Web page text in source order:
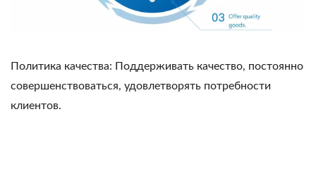
Политика качества: Поддерживать качество, постоянно
совершенствоваться, удовлетворять потребности
клиентов.